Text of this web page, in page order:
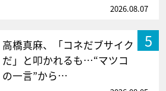
2026.08.07
5
高橋真麻、「コネだブサイク
だ」と叩かれるも…“マツコ
の一言”から…